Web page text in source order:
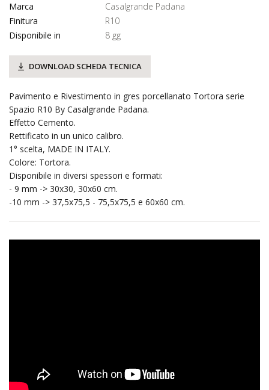
Marca
Casalgrande Padana
Finitura
R10
Disponibile in
8 gg
DOWNLOAD SCHEDA TECNICA
Pavimento e Rivestimento in gres porcellanato Tortora serie
Spazio R10 By Casalgrande Padana.
Effetto Cemento.
Rettificato in un unico calibro.
1° scelta, MADE IN ITALY.
Colore: Tortora.
Disponibile in diversi spessori e formati:
- 9 mm -> 30x30, 30x60 cm.
-10 mm -> 37,5x75,5 - 75,5x75,5 e 60x60 cm.